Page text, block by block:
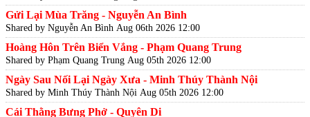
Gửi Lại Mùa Trăng - Nguyễn An Bình
Shared by Nguyễn An Bình Aug 06th 2026 12:00
Hoàng Hôn Trên Biển Vắng - Phạm Quang Trung
Shared by Phạm Quang Trung Aug 05th 2026 12:00
Ngày Sau Nối Lại Ngày Xưa - Minh Thúy Thành Nội
Shared by Minh Thúy Thành Nội Aug 05th 2026 12:00
Cái Thằng Bưng Phở - Quyên Di